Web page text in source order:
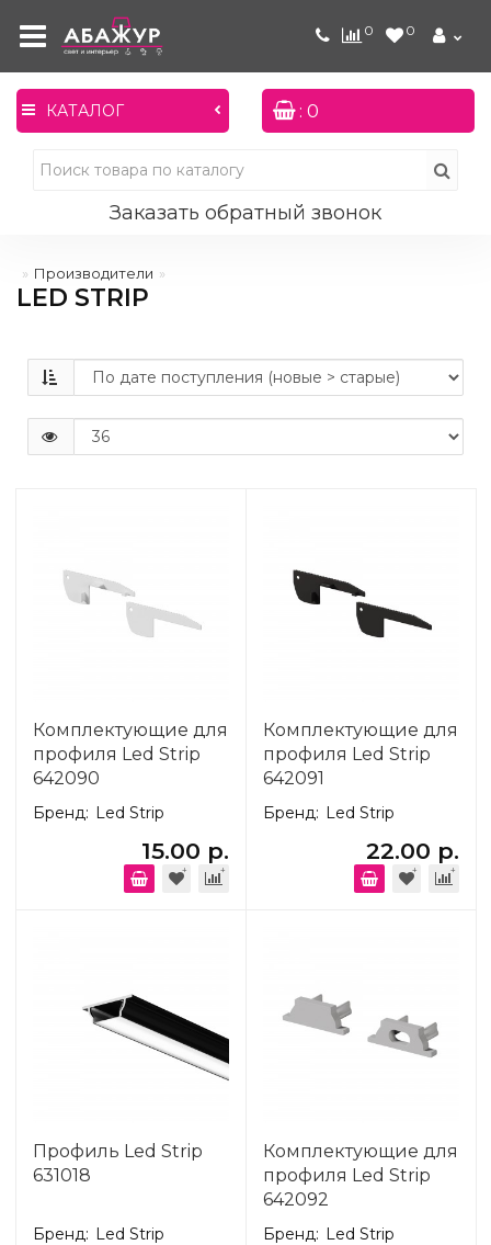
0 0
КАТАЛОГ : 0
Заказать обратный звонок
Производители
LED STRIP
Комплектующие для
профиля Led Strip
642090
Бренд: Led Strip
15.00 р.
Комплектующие для
профиля Led Strip
642091
Бренд: Led Strip
22.00 р.
Профиль Led Strip
631018
Бренд: Led Strip
Комплектующие для
профиля Led Strip
642092
Бренд: Led Strip